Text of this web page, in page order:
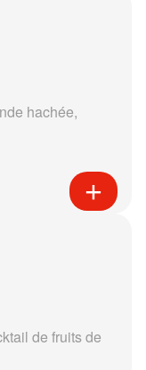
hachée,
de fruits de